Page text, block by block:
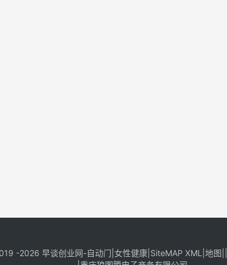
-2026 早谈创业网-自动门 女性健康| SiteMAP XML 地图